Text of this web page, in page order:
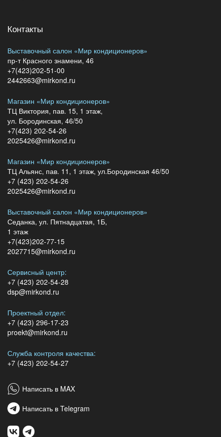
Контакты
Выставочный салон «Мир кондиционеров»
пр-т Красного знамени, 46
+7(423)202-51-00
2442663@mirkond.ru
Магазин «Мир кондиционеров»
ТЦ Виктория, пав. 15, 1 этаж,
ул. Бородинская, 46/50
+7(423) 202-54-26
2025426@mirkond.ru
Магазин «Мир кондиционеров»
ТЦ Альянс, пав. 11, 1 этаж, ул.Бородинская 46/50
+7 (423) 202-54-26
2025426@mirkond.ru
Выставочный салон «Мир кондиционеров»
Седанка, ул. Пятнадцатая, 1Б,
1 этаж
+7(423)202-77-15
2027715@mirkond.ru
Сервисный центр:
+7 (423) 202-54-28
dsp@mirkond.ru
Проектный отдел:
+7 (423) 296-17-23
proekt@mirkond.ru
Служба контроля качества:
+7 (423) 202-54-27
Написать в MAX
Написать в Telegram